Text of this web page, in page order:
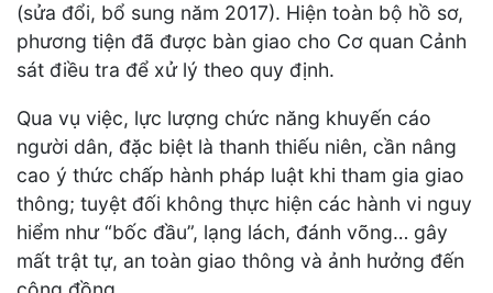
(sửa đổi, bổ sung năm 2017). Hiện toàn bộ hồ sơ,
phương tiện đã được bàn giao cho Cơ quan Cảnh
sát điều tra để xử lý theo quy định.
Qua vụ việc, lực lượng chức năng khuyến cáo
người dân, đặc biệt là thanh thiếu niên, cần nâng
cao ý thức chấp hành pháp luật khi tham gia giao
thông; tuyệt đối không thực hiện các hành vi nguy
hiểm như “bốc đầu”, lạng lách, đánh võng… gây
mất trật tự, an toàn giao thông và ảnh hưởng đến